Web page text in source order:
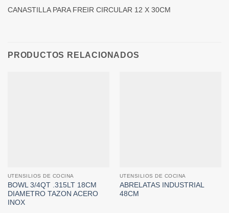
CANASTILLA PARA FREIR CIRCULAR 12 X 30CM
PRODUCTOS RELACIONADOS
UTENSILIOS DE COCINA
BOWL 3/4QT .315LT 18CM
DIAMETRO TAZON ACERO
INOX
UTENSILIOS DE COCINA
ABRELATAS INDUSTRIAL
48CM